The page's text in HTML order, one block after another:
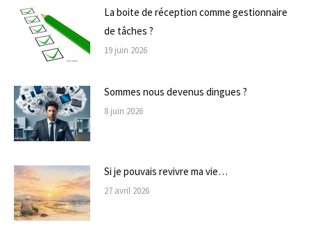
La boite de réception comme gestionnaire
de tâches ?
19 juin 2026
Sommes nous devenus dingues ?
8 juin 2026
Si je pouvais revivre ma vie…
27 avril 2026